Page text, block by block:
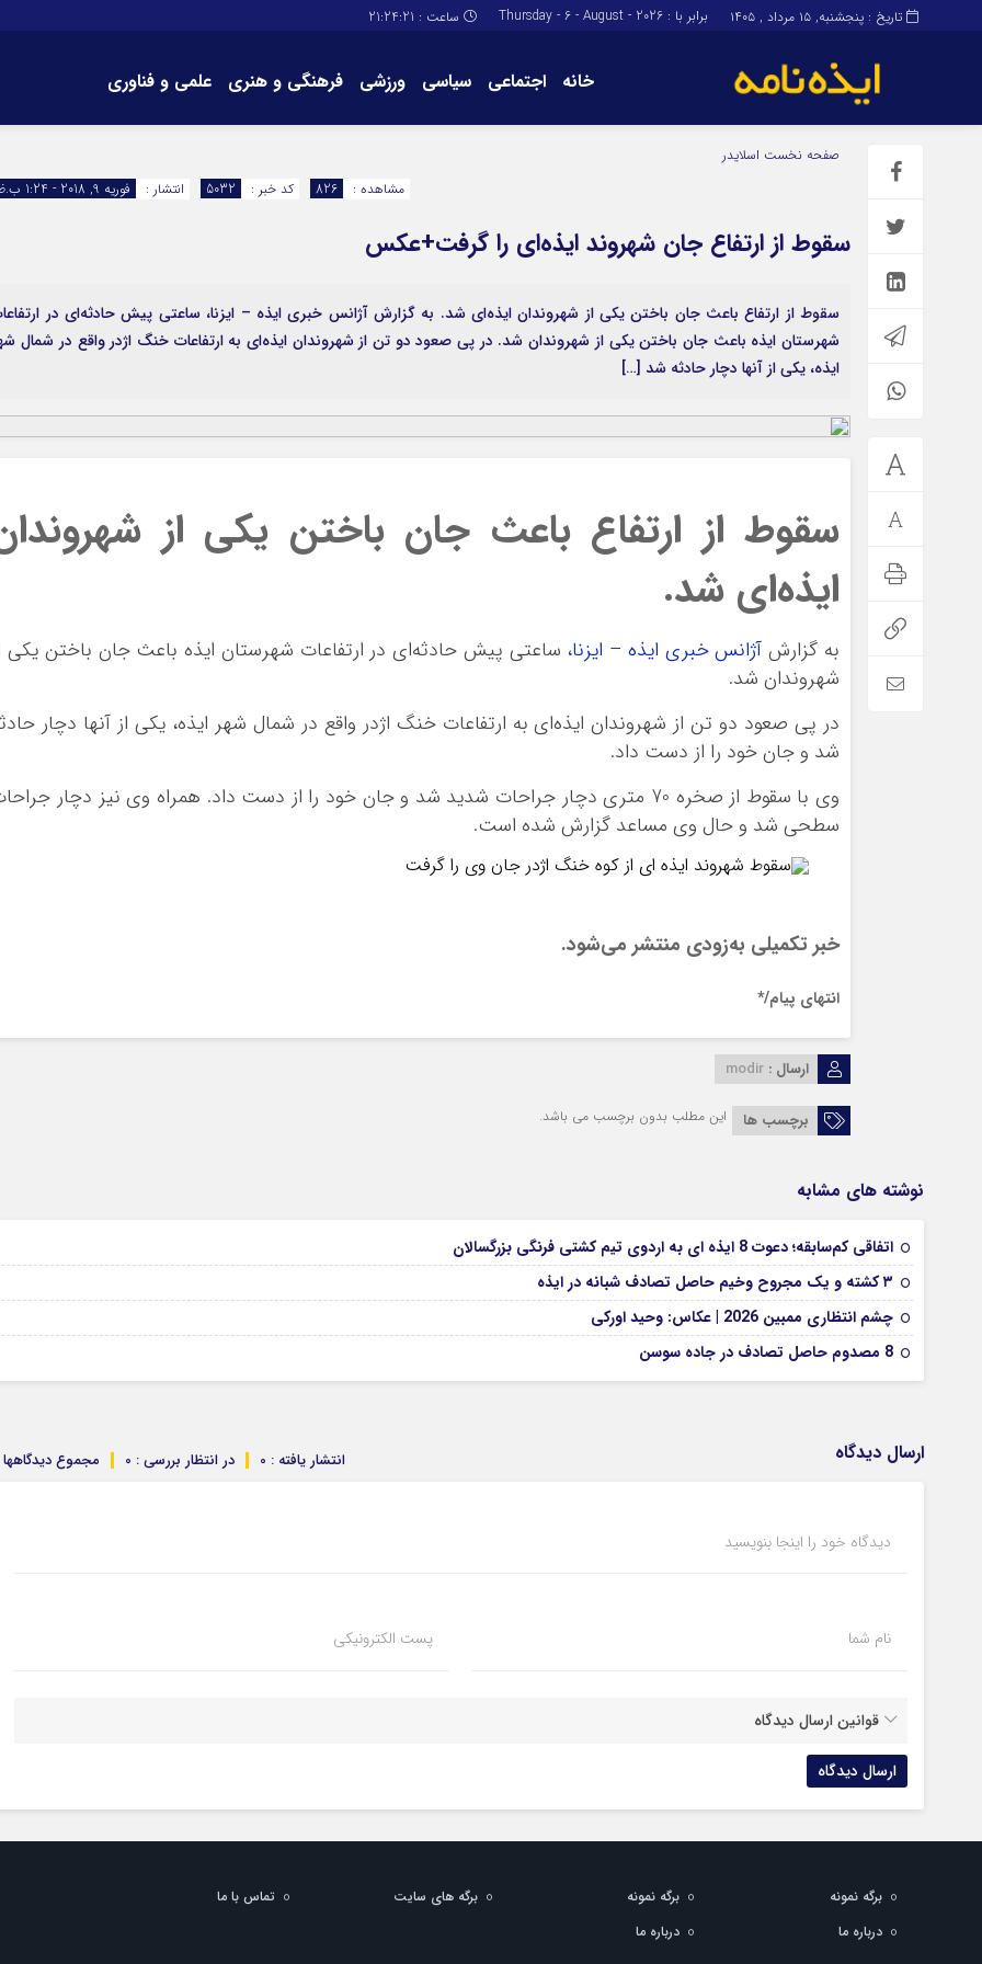
تاریخ : پنجشنبه, ۱۵ مرداد , ۱۴۰۵ برابر با : Thursday - 6 - August - 2026 ساعت : 21:24:21
خانه اجتماعی سیاسی ورزشی فرهنگی و هنری علمی و فناوری
برگه نمونهصفحه نخست اسلایدر
انتشار :
فوریه 9, 2018 - 1:24 ب.ظ کد خبر : 5032 مشاهده : 826
سقوط از ارتفاع جان شهروند ایذه‌ای را گرفت+عکس
سقوط از ارتفاع باعث جان باختن یکی از شهروندان ایذه‌ای شد. به گزارش آژانس خبری ایذه – ایزنا، ساعتی پیش حادثه‌ای در
شهرستان ایذه باعث جان باختن یکی از شهروندان شد. در پی صعود دو تن از شهروندان ایذه‌ای به ارتفاعات خنگ اژدر واقع در شمال
ایذه، یکی از آنها دچار حادثه شد […]
سقوط از ارتفاع باعث جان باختن یکی از
ایذه‌ای شد.
به گزارش آژانس خبری ایذه – ایزنا، ساعتی پیش حادثه‌ای در ارتفاعات شهرستان ایذه باعث جان باختن یکی
شهروندان شد.
در پی صعود دو تن از شهروندان ایذه‌ای به ارتفاعات خنگ اژدر واقع در شمال شهر ایذه، یکی از آنها دچار
شد و جان خود را از دست داد.
وی با سقوط از صخره 70 متری دچار جراحات شدید شد و جان خود را از دست داد. همراه وی نیز دچار
سطحی شد و حال وی مساعد گزارش شده است.
خبر تکمیلی به‌زودی منتشر می‌شود.
انتهای پیام/*
ارسال : modir
برچسب ها این مطلب بدون برچسب می باشد.
نوشته های مشابه
اتفاقی کم‌سابقه؛ دعوت 8 ایذه ای به اردوی تیم کشتی فرنگی بزرگسالان
۳ کشته و یک مجروح وخیم حاصل تصادف شبانه در ایذه
چشم انتظاری ممبین 2026 | عکاس: وحید اورکی
8 مصدوم حاصل تصادف در جاده سوسن
ارسال دیدگاه مجموع دیدگاهها : در انتظار بررسی : 0 انتشار یافته : 0
دیدگاه خود را اینجا بنویسید
نام شما پست الکترونیکی
قوانین ارسال دیدگاه
برگه نمونه برگه نمونه برگه های سایت
تماس با ما
درباره ما
درباره ما